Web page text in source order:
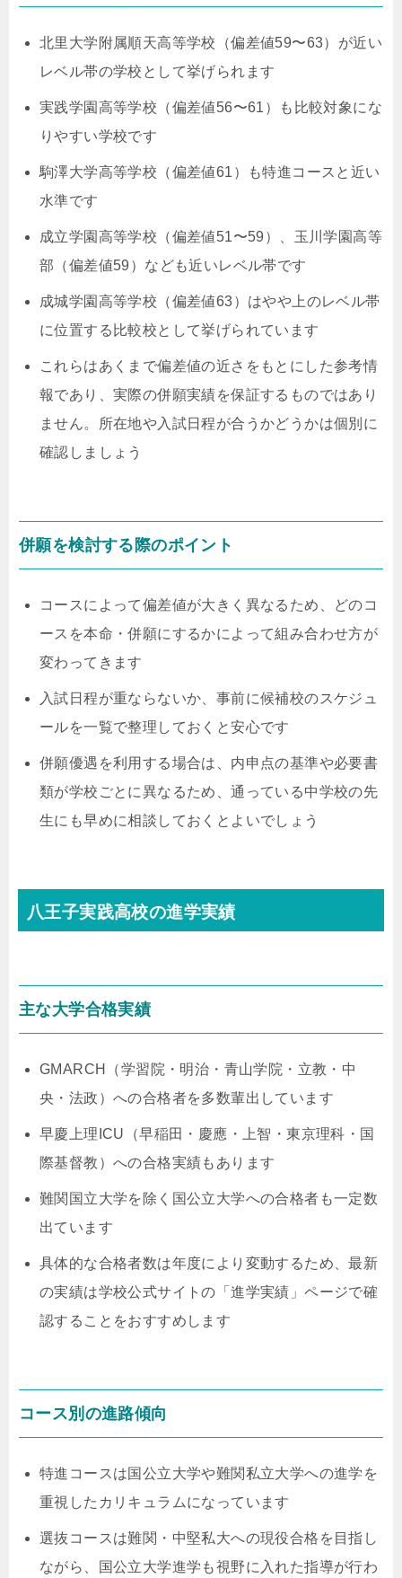
北里大学附属順天高等学校（偏差値59〜63）が近い
レベル帯の学校として挙げられます
実践学園高等学校（偏差値56〜61）も比較対象にな
りやすい学校です
駒澤大学高等学校（偏差値61）も特進コースと近い
水準です
成立学園高等学校（偏差値51〜59）、玉川学園高等
部（偏差値59）なども近いレベル帯です
成城学園高等学校（偏差値63）はやや上のレベル帯
に位置する比較校として挙げられています
これらはあくまで偏差値の近さをもとにした参考情
報であり、実際の併願実績を保証するものではあり
ません。所在地や入試日程が合うかどうかは個別に
確認しましょう
併願を検討する際のポイント
コースによって偏差値が大きく異なるため、どのコ
ースを本命・併願にするかによって組み合わせ方が
変わってきます
入試日程が重ならないか、事前に候補校のスケジュ
ールを一覧で整理しておくと安心です
併願優遇を利用する場合は、内申点の基準や必要書
類が学校ごとに異なるため、通っている中学校の先
生にも早めに相談しておくとよいでしょう
八王子実践高校の進学実績
主な大学合格実績
GMARCH（学習院・明治・青山学院・立教・中
央・法政）への合格者を多数輩出しています
早慶上理ICU（早稲田・慶應・上智・東京理科・国
際基督教）への合格実績もあります
難関国立大学を除く国公立大学への合格者も一定数
出ています
具体的な合格者数は年度により変動するため、最新
の実績は学校公式サイトの「進学実績」ページで確
認することをおすすめします
コース別の進路傾向
特進コースは国公立大学や難関私立大学への進学を
重視したカリキュラムになっています
選抜コースは難関・中堅私大への現役合格を目指し
ながら、国公立大学進学も視野に入れた指導が行わ